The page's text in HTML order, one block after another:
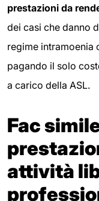
prestazioni da
dei casi che danno
regime intramoenia
pagando il solo
a carico della ASL.
Fac
attività